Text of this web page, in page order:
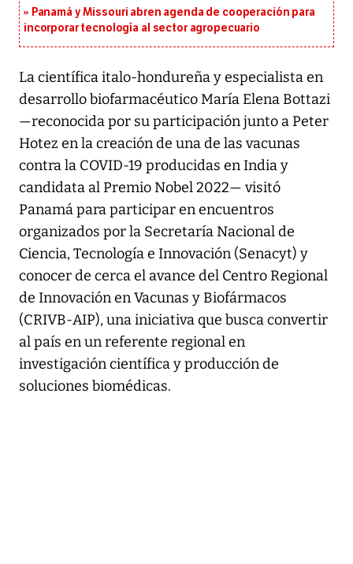
Panamá y Missouri abren agenda de cooperación para
incorporar tecnología al sector agropecuario
La científica italo-hondureña y especialista en
desarrollo biofarmacéutico María Elena Bottazi
—reconocida por su participación junto a Peter
Hotez en la creación de una de las vacunas
contra la COVID-19 producidas en India y
candidata al Premio Nobel 2022— visitó
Panamá para participar en encuentros
organizados por la Secretaría Nacional de
Ciencia, Tecnología e Innovación (Senacyt) y
conocer de cerca el avance del Centro Regional
de Innovación en Vacunas y Biofármacos
(CRIVB-AIP), una iniciativa que busca convertir
al país en un referente regional en
investigación científica y producción de
soluciones biomédicas.